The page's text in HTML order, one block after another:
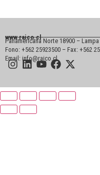
www.raico.cl
Panamericana Norte 18900 –
Fono: +562 25923500 – Fax: +562
Email: info@raico.cl